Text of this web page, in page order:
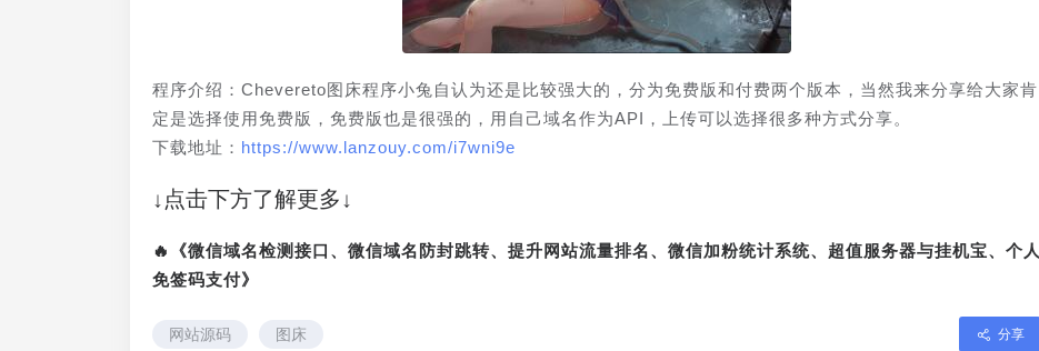
程序介绍：Chevereto图床程序小兔自认为还是比较强大的，分为免费版和付费两个版本，当然我来分享给大家肯
定是选择使用免费版，免费版也是很强的，用自己域名作为API，上传可以选择很多种方式分享。
下载地址： https://www.lanzouy.com/i7wni9e
↓点击下方了解更多↓
🔥《微信域名检测接口、微信域名防封跳转、提升网站流量排名、微信加粉统计系统、超值服务器与挂机宝、个人
免签码支付》
网站源码 图床 分享